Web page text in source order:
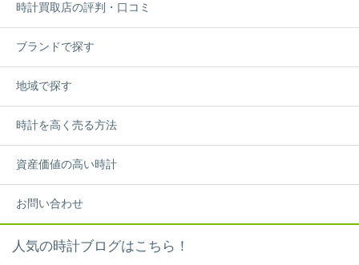
時計買取店の評判・口コミ
ブランドで探す
地域で探す
時計を高く売る方法
資産価値の高い時計
お問い合わせ
人気の時計ブログはこちら！